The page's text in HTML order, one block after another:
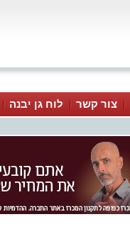
צור קשר לוח גן יבנה